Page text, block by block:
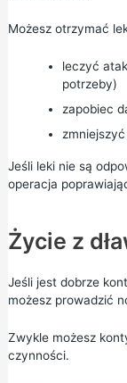
Możesz otrzymać
leczyć
potrzeby)
zapobiec
Jeśli leki nie są
operacja
Życie z
Jeśli jest dobrze
możesz prowadzić
Zwykle możesz
czynności.